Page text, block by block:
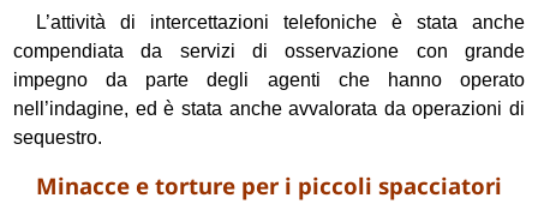
L’attività di intercettazioni telefoniche è stata anche
compendiata da servizi di osservazione con grande
impegno da parte degli agenti che hanno operato
nell’indagine, ed è stata anche avvalorata da operazioni di
sequestro.
Minacce e torture per i piccoli spacciatori